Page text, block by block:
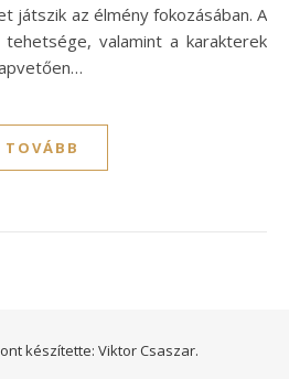
játszik az élmény fokozásában. A
valamint a karakterek
TOVÁBB
készítette: Viktor Csaszar.